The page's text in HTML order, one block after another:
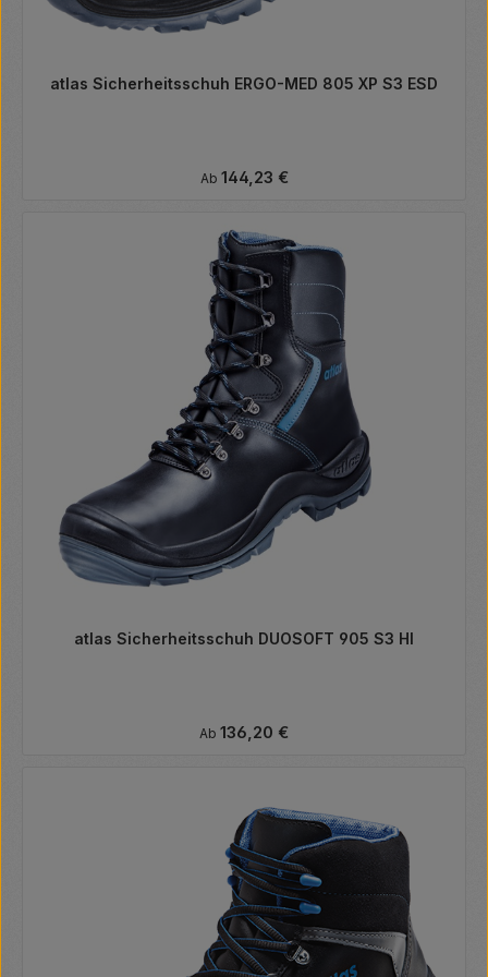
atlas Sicherheitsschuh ERGO-MED 805 XP S3 ESD
Regulärer Preis:
Ab 144,23 €
atlas Sicherheitsschuh DUOSOFT 905 S3 HI
Regulärer Preis:
Ab 136,20 €